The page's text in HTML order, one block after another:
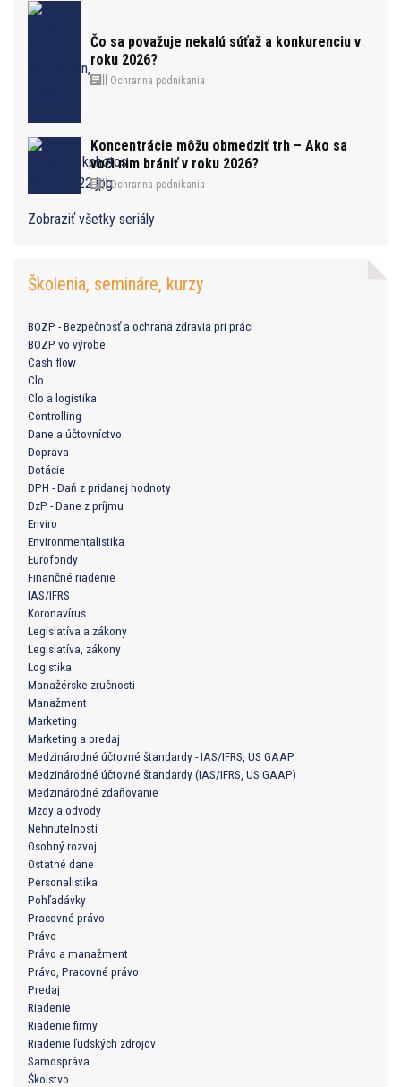
Čo sa považuje nekalú súťaž a konkurenciu v
roku 2026?
Ochranna podnikania
Koncentrácie môžu obmedziť trh – Ako sa
voči nim brániť v roku 2026?
Ochranna podnikania
Zobraziť všetky seriály
Školenia, semináre, kurzy
BOZP - Bezpečnosť a ochrana zdravia pri práci
BOZP vo výrobe
Cash flow
Clo
Clo a logistika
Controlling
Dane a účtovníctvo
Doprava
Dotácie
DPH - Daň z pridanej hodnoty
DzP - Dane z príjmu
Enviro
Environmentalistika
Eurofondy
Finančné riadenie
IAS/IFRS
Koronavírus
Legislatíva a zákony
Legislatíva, zákony
Logistika
Manažérske zručnosti
Manažment
Marketing
Marketing a predaj
Medzinárodné účtovné štandardy - IAS/IFRS, US GAAP
Medzinárodné účtovné štandardy (IAS/IFRS, US GAAP)
Medzinárodné zdaňovanie
Mzdy a odvody
Nehnuteľnosti
Osobný rozvoj
Ostatné dane
Personalistika
Pohľadávky
Pracovné právo
Právo
Právo a manažment
Právo, Pracovné právo
Predaj
Riadenie
Riadenie firmy
Riadenie ľudských zdrojov
Samospráva
Školstvo